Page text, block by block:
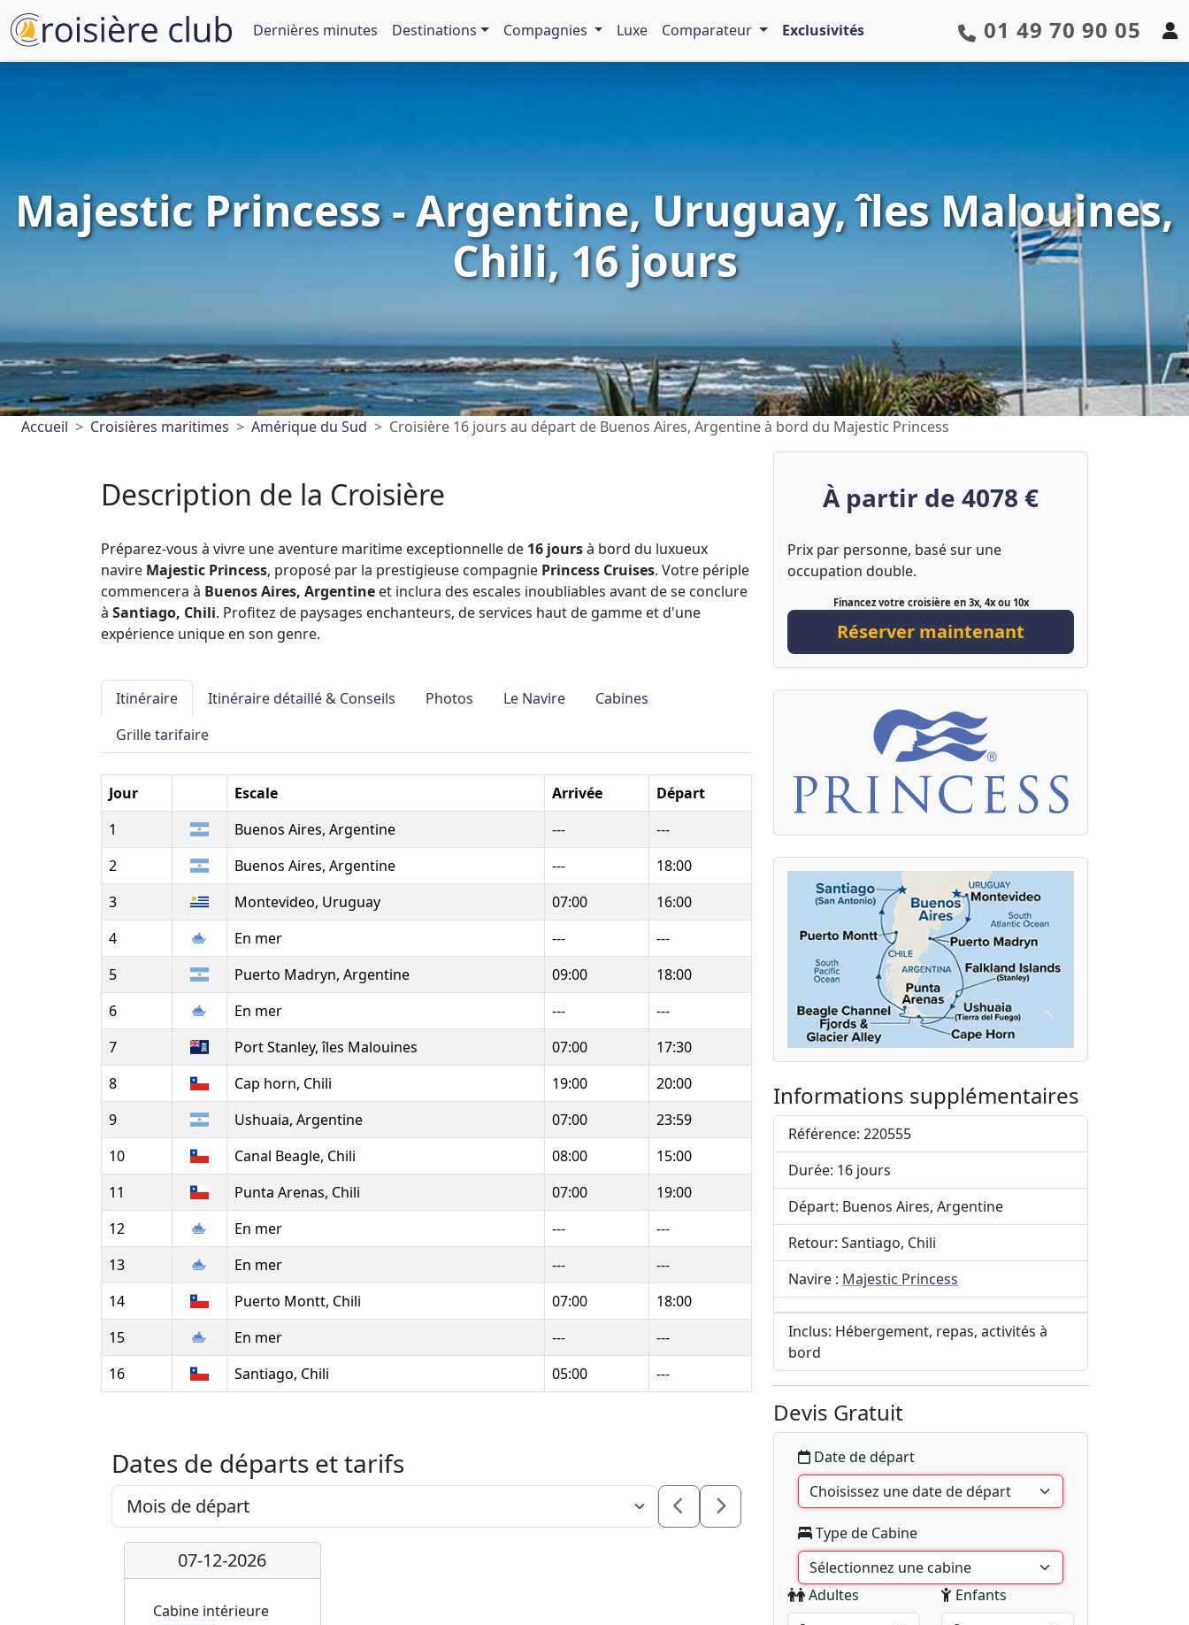
Dernières minutes Destinations Compagnies Luxe Comparateur Exclusivités 01 49 70 90 05
Majestic Princess - Argentine, Uruguay, îles Malouines,
Chili, 16 jours
Accueil Croisières maritimes Amérique du Sud Croisière 16 jours au départ de Buenos Aires, Argentine à bord du Majestic Princess
Description de la Croisière
Préparez-vous à vivre une aventure maritime exceptionnelle de 16 joursà bord du luxueux
navire Majestic Princess, proposé par la prestigieuse compagnie Princess Cruises. Votre périple
commencera à Buenos Aires, Argentine et inclura des escales inoubliables avant de se conclure
à Santiago, Chili. Profitez de paysages enchanteurs, de services haut de gamme et d'une
expérience unique en son genre.
Itinéraire Itinéraire détaillé & Conseils Photos Le Navire
Cabines
Grille tarifaire
Jour Escale Arrivée
Départ
1
Buenos Aires, Argentine ---
---
2
Buenos Aires, Argentine ---
18:00
3
Montevideo, Uruguay 07:00
16:00
4
En mer ---
---
5
Puerto Madryn, Argentine 09:00
18:00
6
En mer ---
---
7
Port Stanley, îles Malouines 07:00
17:30
8
Cap horn, Chili 19:00
20:00
9
Ushuaia, Argentine 07:00
23:59
10
Canal Beagle, Chili 08:00
15:00
11
Punta Arenas, Chili 07:00
19:00
12
En mer ---
---
13
En mer ---
---
14
Puerto Montt, Chili 07:00
18:00
15
En mer ---
---
16
Santiago, Chili 05:00 ---
Dates de départs et tarifs
07-12-2026
Cabine intérieure
À partir de 4078 €
Prix par personne, basé sur une
occupation double.
Financez votre croisière en 3x, 4x ou 10x
Réserver maintenant
Informations supplémentaires
Référence: 220555
Durée: 16 jours
Départ: Buenos Aires, Argentine
Retour: Santiago, Chili
Navire : Majestic Princess
Inclus: Hébergement, repas, activités à
bord
Devis Gratuit
Date de départ
Type de Cabine
Adultes Enfants